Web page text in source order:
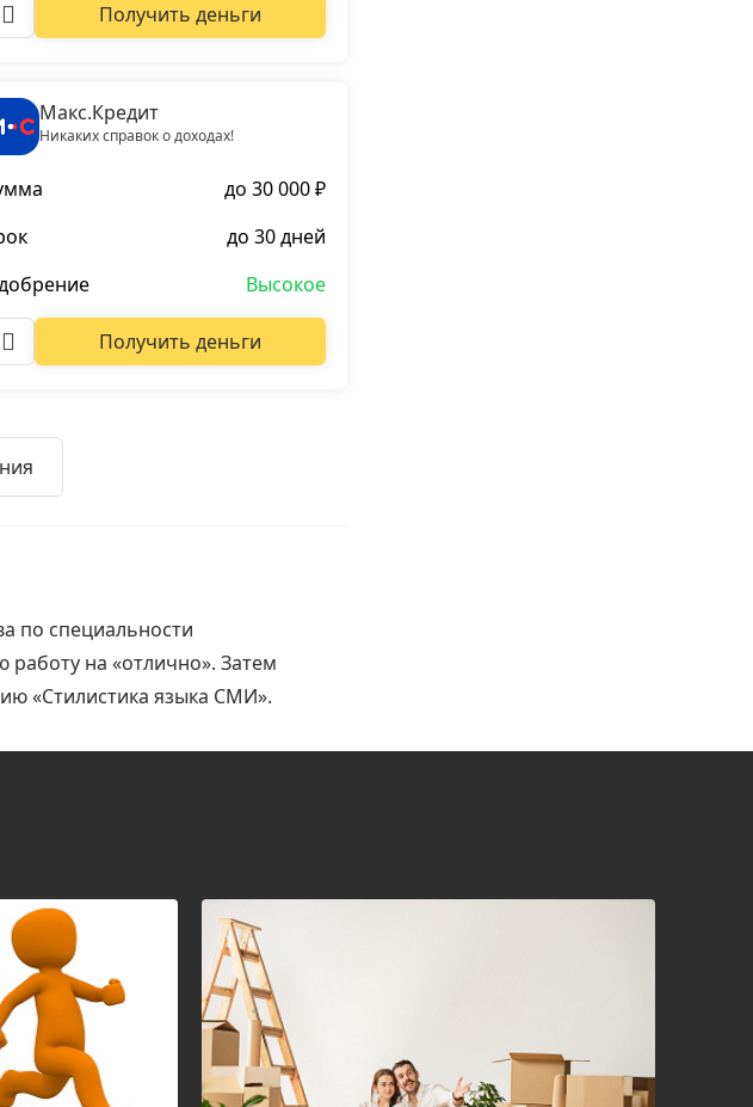
Получить деньги
Макс.Кредит
Никаких справок о доходах!
до 30 000 ₽
до 30 дней
Высокое
Получить деньги
по специальности
на «отлично». Затем
«Стилистика языка СМИ».